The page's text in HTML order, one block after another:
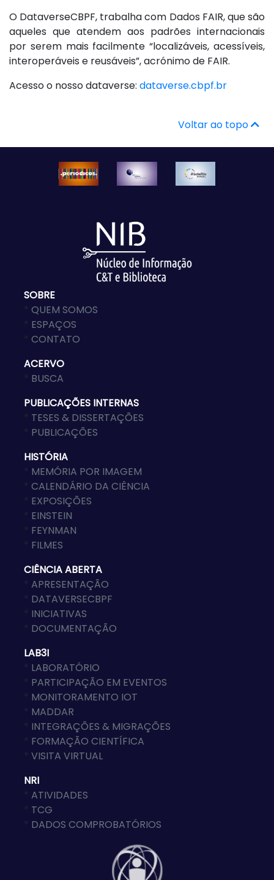
O DataverseCBPF, trabalha com Dados FAIR, que são
aqueles que atendem aos padrões internacionais
por serem mais facilmente “localizáveis, acessíveis,
interoperáveis e reusáveis”, acrónimo de FAIR.
Acesso o nosso dataverse: dataverse.cbpf.br
Voltar ao topo
SOBRE
QUEM SOMOS
ESPAÇOS
CONTATO
ACERVO
BUSCA
PUBLICAÇÕES INTERNAS
TESES & DISSERTAÇÕES
PUBLICAÇÕES
HISTÓRIA
MEMÓRIA POR IMAGEM
CALENDÁRIO DA CIÊNCIA
EXPOSIÇÕES
EINSTEIN
FEYNMAN
FILMES
CIÊNCIA ABERTA
APRESENTAÇÃO
DATAVERSECBPF
INICIATIVAS
DOCUMENTAÇÃO
LAB3I
LABORATÓRIO
PARTICIPAÇÃO EM EVENTOS
MONITORAMENTO IOT
MADDAR
INTEGRAÇÕES & MIGRAÇÕES
FORMAÇÃO CIENTÍFICA
VISITA VIRTUAL
NRI
ATIVIDADES
TCG
DADOS COMPROBATÓRIOS